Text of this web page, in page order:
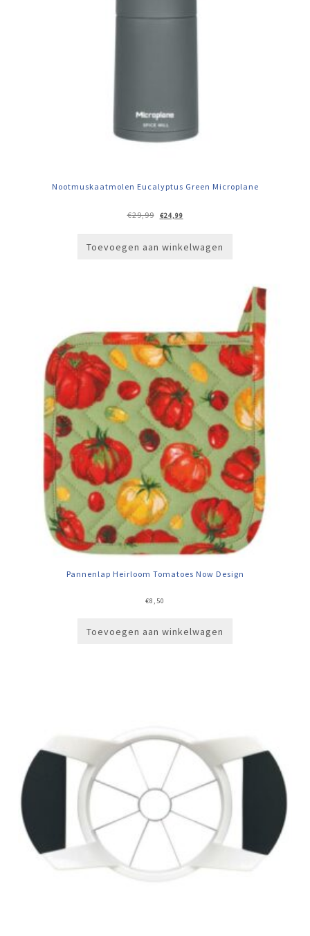
Nootmuskaatmolen Eucalyptus Green Microplane
€29,99
Oorspronkelijke
prijs
€24,99Huidige
prijs
Toevoegen aan winkelwagen
Pannenlap Heirloom Tomatoes Now Design
€8,50
Toevoegen aan winkelwagen